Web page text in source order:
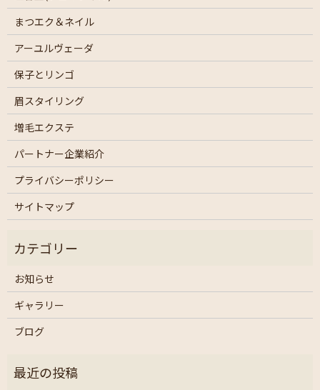
まつエク＆ネイル
アーユルヴェーダ
保子とリンゴ
眉スタイリング
増毛エクステ
パートナー企業紹介
プライバシーポリシー
サイトマップ
お知らせ
ギャラリー
ブログ